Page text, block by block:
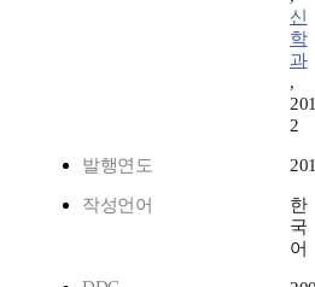
신
학
과
,
2
발행연도
작성언어
한
국
어